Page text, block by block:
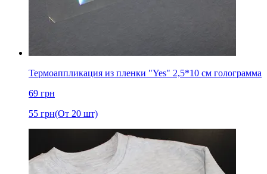
Термоаппликация из пленки "Yes" 2,5*10 см голограмма
69 грн
55 грн(От 20 шт)